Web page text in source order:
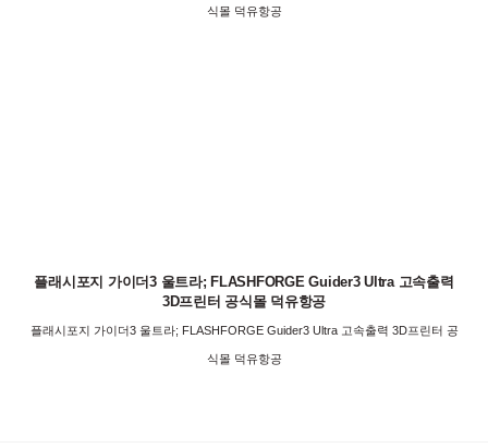
식몰 덕유항공
플래시포지 가이더3 울트라; FLASHFORGE Guider3 Ultra 고속출력
3D프린터 공식몰 덕유항공
플래시포지 가이더3 울트라; FLASHFORGE Guider3 Ultra 고속출력 3D프린터 공
식몰 덕유항공